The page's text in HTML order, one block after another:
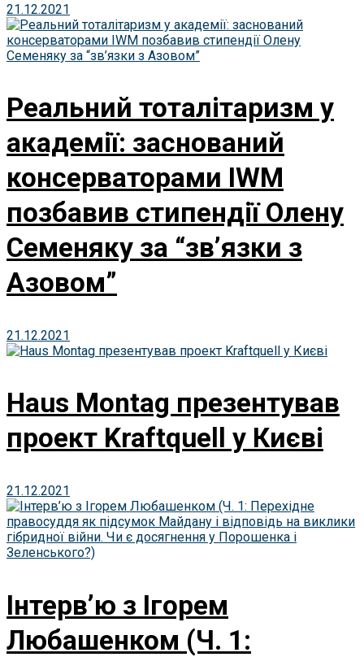
21.12.2021
Реальний тоталітаризм у
академії: заснований
консерваторами IWM
позбавив стипендії Олену
Семеняку за “зв’язки з
Азовом”
21.12.2021
Haus Montag презентував
проект Kraftquell у Києві
21.12.2021
Інтерв’ю з Ігорем
Любашенком (Ч. 1: